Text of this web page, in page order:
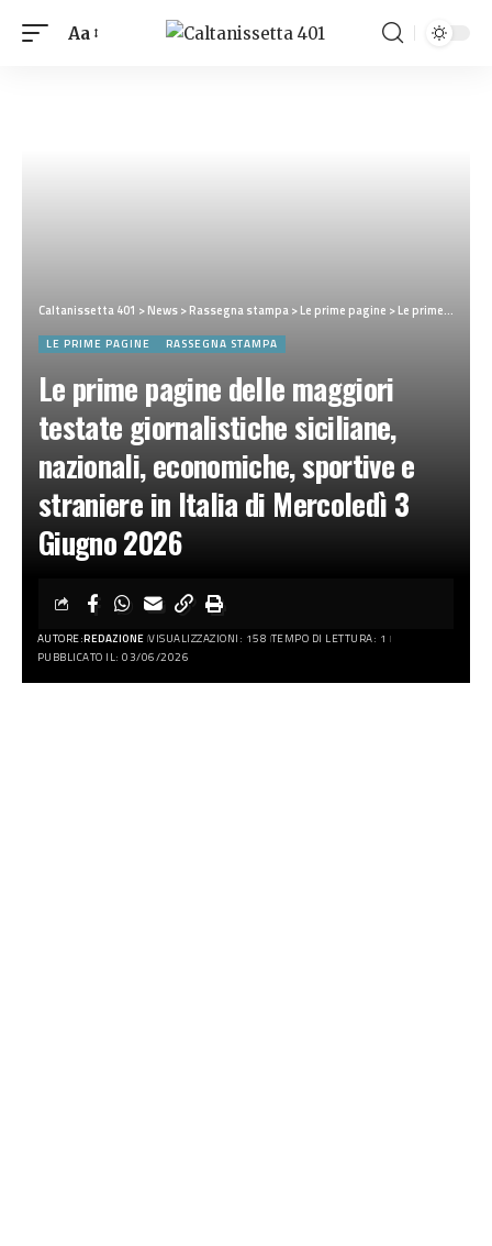
Aa
Caltanissetta 401 >News>Rassegna stampa>Le prime pagine >Le prime pagine delle maggiori testate giornalistiche siciliane, nazionali, economiche, sportive e straniere in Italia di Mercoledì 3 Giugno 2026
LE PRIME PAGINE RASSEGNA STAMPA
Le prime pagine delle maggiori
testate giornalistiche siciliane,
nazionali, economiche, sportive e
straniere in Italia di Mercoledì 3
Giugno 2026
AUTORE:REDAZIONE VISUALIZZAZIONI: 158 TEMPO DI LETTURA: 1
PUBBLICATO IL: 03/06/2026